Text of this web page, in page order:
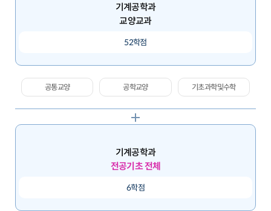
기계공학과
교양교과
52학점
공통교양 공학교양 기초과학및수학
기계공학과
전공기초 전체
6학점